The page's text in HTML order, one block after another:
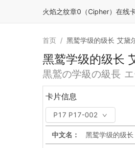
火焰之纹章0（Cipher）在线
首页 / 黑鹫学级的级长 艾黛
黑鹫学级的级长
黒鷲の学級の級長
卡片信息
P17 P17-002
中文名： 黑鹫学级的级